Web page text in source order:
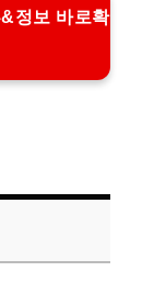
정보 바로확